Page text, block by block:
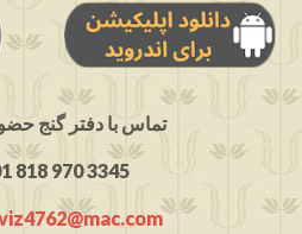
: تماس با دفتر گنج
818 970 3345